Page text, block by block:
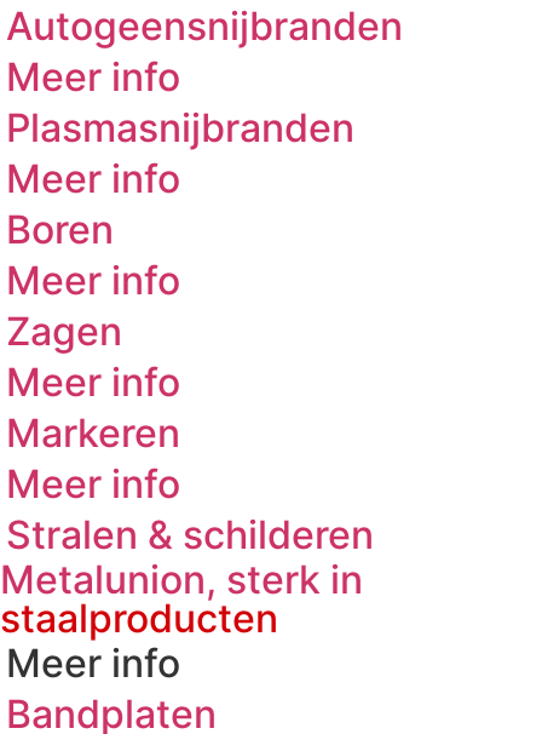
Autogeensnijbranden
Meer info
Plasmasnijbranden
Meer info
Boren
Meer info
Zagen
Meer info
Markeren
Meer info
Stralen & schilderen
Metalunion, sterk in
staalproducten
Meer info
Bandplaten